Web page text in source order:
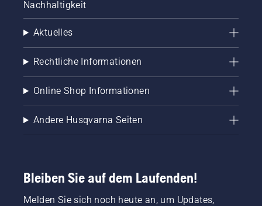
Nachhaltigkeit
Aktuelles
Rechtliche Informationen
Online Shop Informationen
Andere Husqvarna Seiten
Bleiben Sie auf dem Laufenden!
Melden Sie sich noch heute an, um Updates,